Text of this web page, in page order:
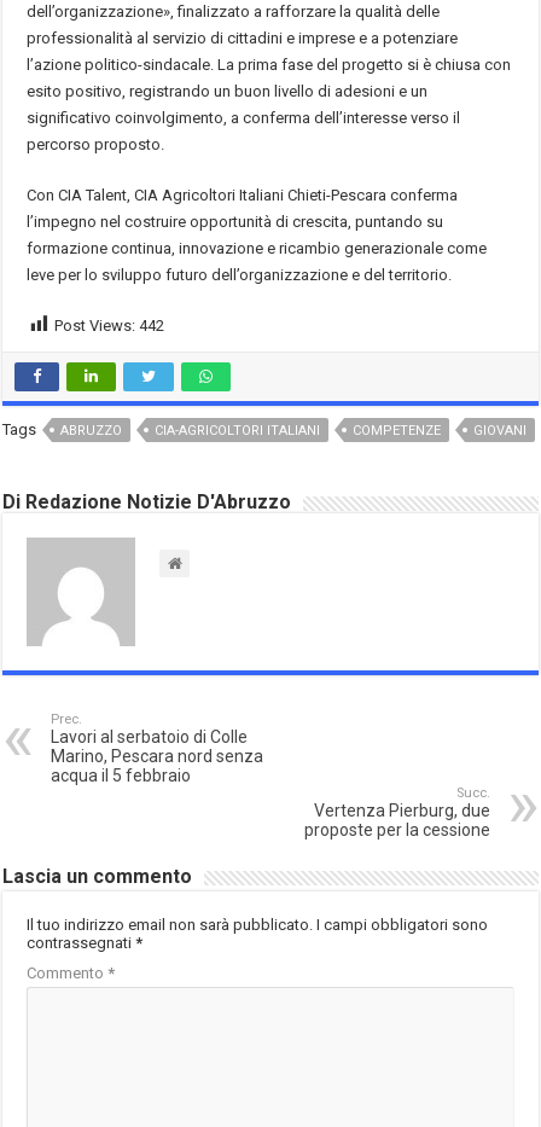
dell’organizzazione», finalizzato a rafforzare la qualità delle
professionalità al servizio di cittadini e imprese e a potenziare
l’azione politico-sindacale. La prima fase del progetto si è chiusa con
esito positivo, registrando un buon livello di adesioni e un
significativo coinvolgimento, a conferma dell’interesse verso il
percorso proposto.
Con CIA Talent, CIA Agricoltori Italiani Chieti-Pescara conferma
l’impegno nel costruire opportunità di crescita, puntando su
formazione continua, innovazione e ricambio generazionale come
leve per lo sviluppo futuro dell’organizzazione e del territorio.
Post Views: 442
Tags ABRUZZO CIA-AGRICOLTORI ITALIANI COMPETENZE GIOVANI
Di Redazione Notizie D'Abruzzo
Prec.
Lavori al serbatoio di Colle
Marino, Pescara nord senza
acqua il 5 febbraio
Succ.
Vertenza Pierburg, due
proposte per la cessione
Lascia un commento
Il tuo indirizzo email non sarà pubblicato. I campi obbligatori sono
contrassegnati*
Commento*